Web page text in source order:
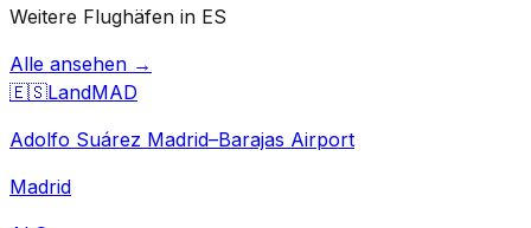
Weitere Flughäfen in ES
Alle ansehen →
🇪🇸LandMAD
Adolfo Suárez Madrid–Barajas Airport
Madrid